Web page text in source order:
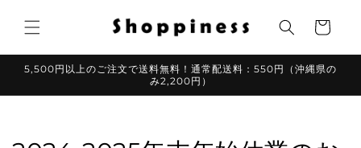
ンツに
進む
ー
5,500円以上のご注文で送料無料！通常配送料：550円（沖縄県の
み2,200円）